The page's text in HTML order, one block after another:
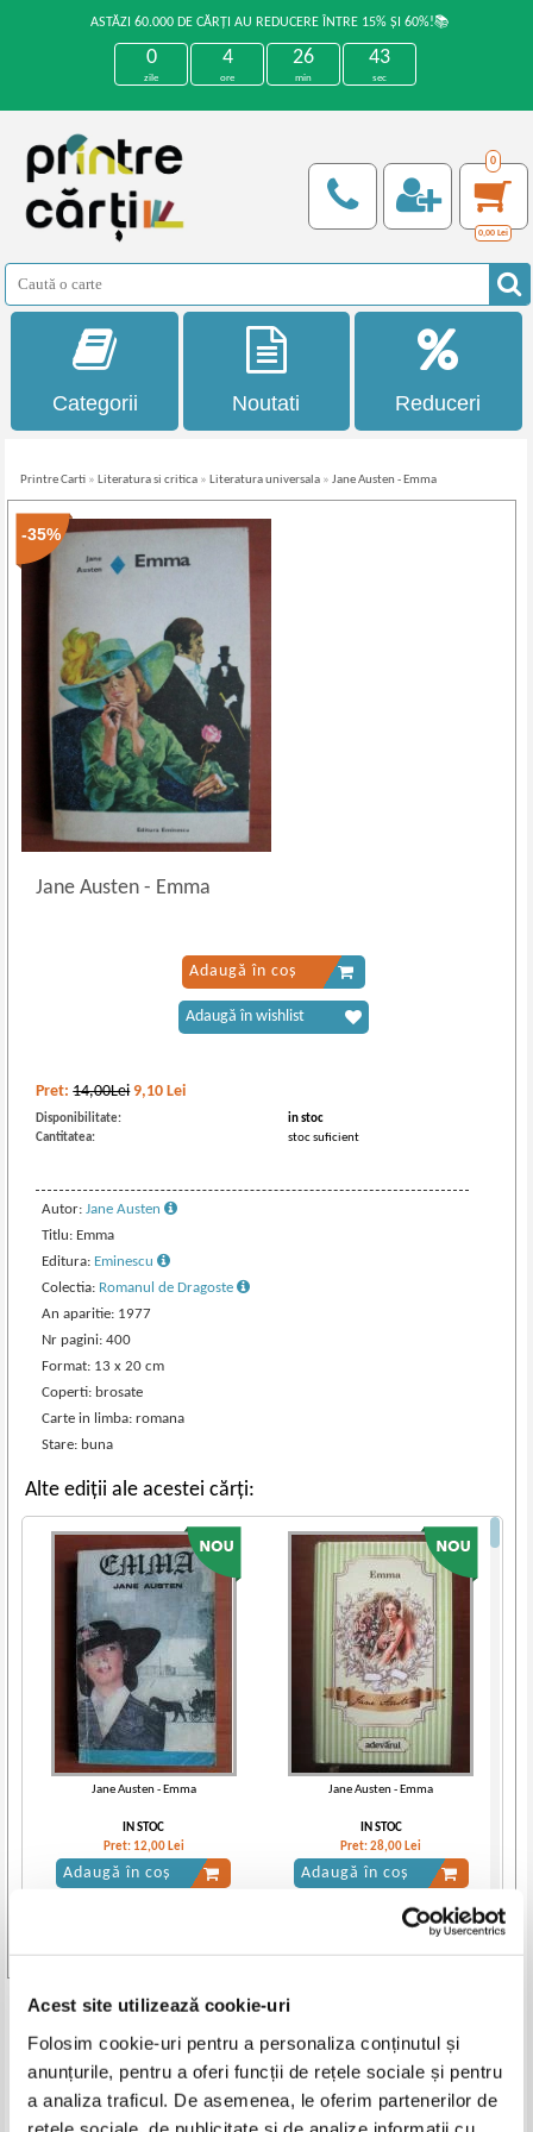
Acest site utilizează cookie-uri
Folosim cookie-uri pentru a personaliza conținutul și
anunțurile, pentru a oferi funcții de rețele sociale și pentru
a analiza traficul. De asemenea, le oferim partenerilor de
ASTĂZI 60.000 DE CĂRȚI AU REDUCERE ÎNTRE 15% ȘI 60%!📚
0
zile
4
ore
26
min
43
sec
0
0,00 Lei
Categorii Noutati Reduceri
Printre Carti » Literatura si critica » Literatura universala »Jane Austen - Emma
-35%
Jane Austen- Emma
Pret:14,00Lei 9,10 Lei
Disponibilitate:
in stoc
Cantitatea:
stoc suficient
Autor:Jane Austen
Titlu: Emma
Editura: Eminescu
Colectia: Romanul de Dragoste
An aparitie: 1977
Nr pagini: 400
Format: 13 x 20 cm
Coperti: brosate
Carte in limba: romana
Stare: buna
Adaugă în coș
Adaugă în wishlist
Alte ediții ale acestei cărți:
Jane Austen - Emma
IN STOC
Pret: 12,00 Lei
Adaugă în coș
Jane Austen - Emma
IN STOC
Pret:28,00 Lei
Adaugă în coș
Vezi toate edițiile »
Produse din aceeasi categorie
-30%